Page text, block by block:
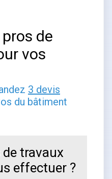
de
vos
3 devis
du bâtiment
travaux
effectuer ?